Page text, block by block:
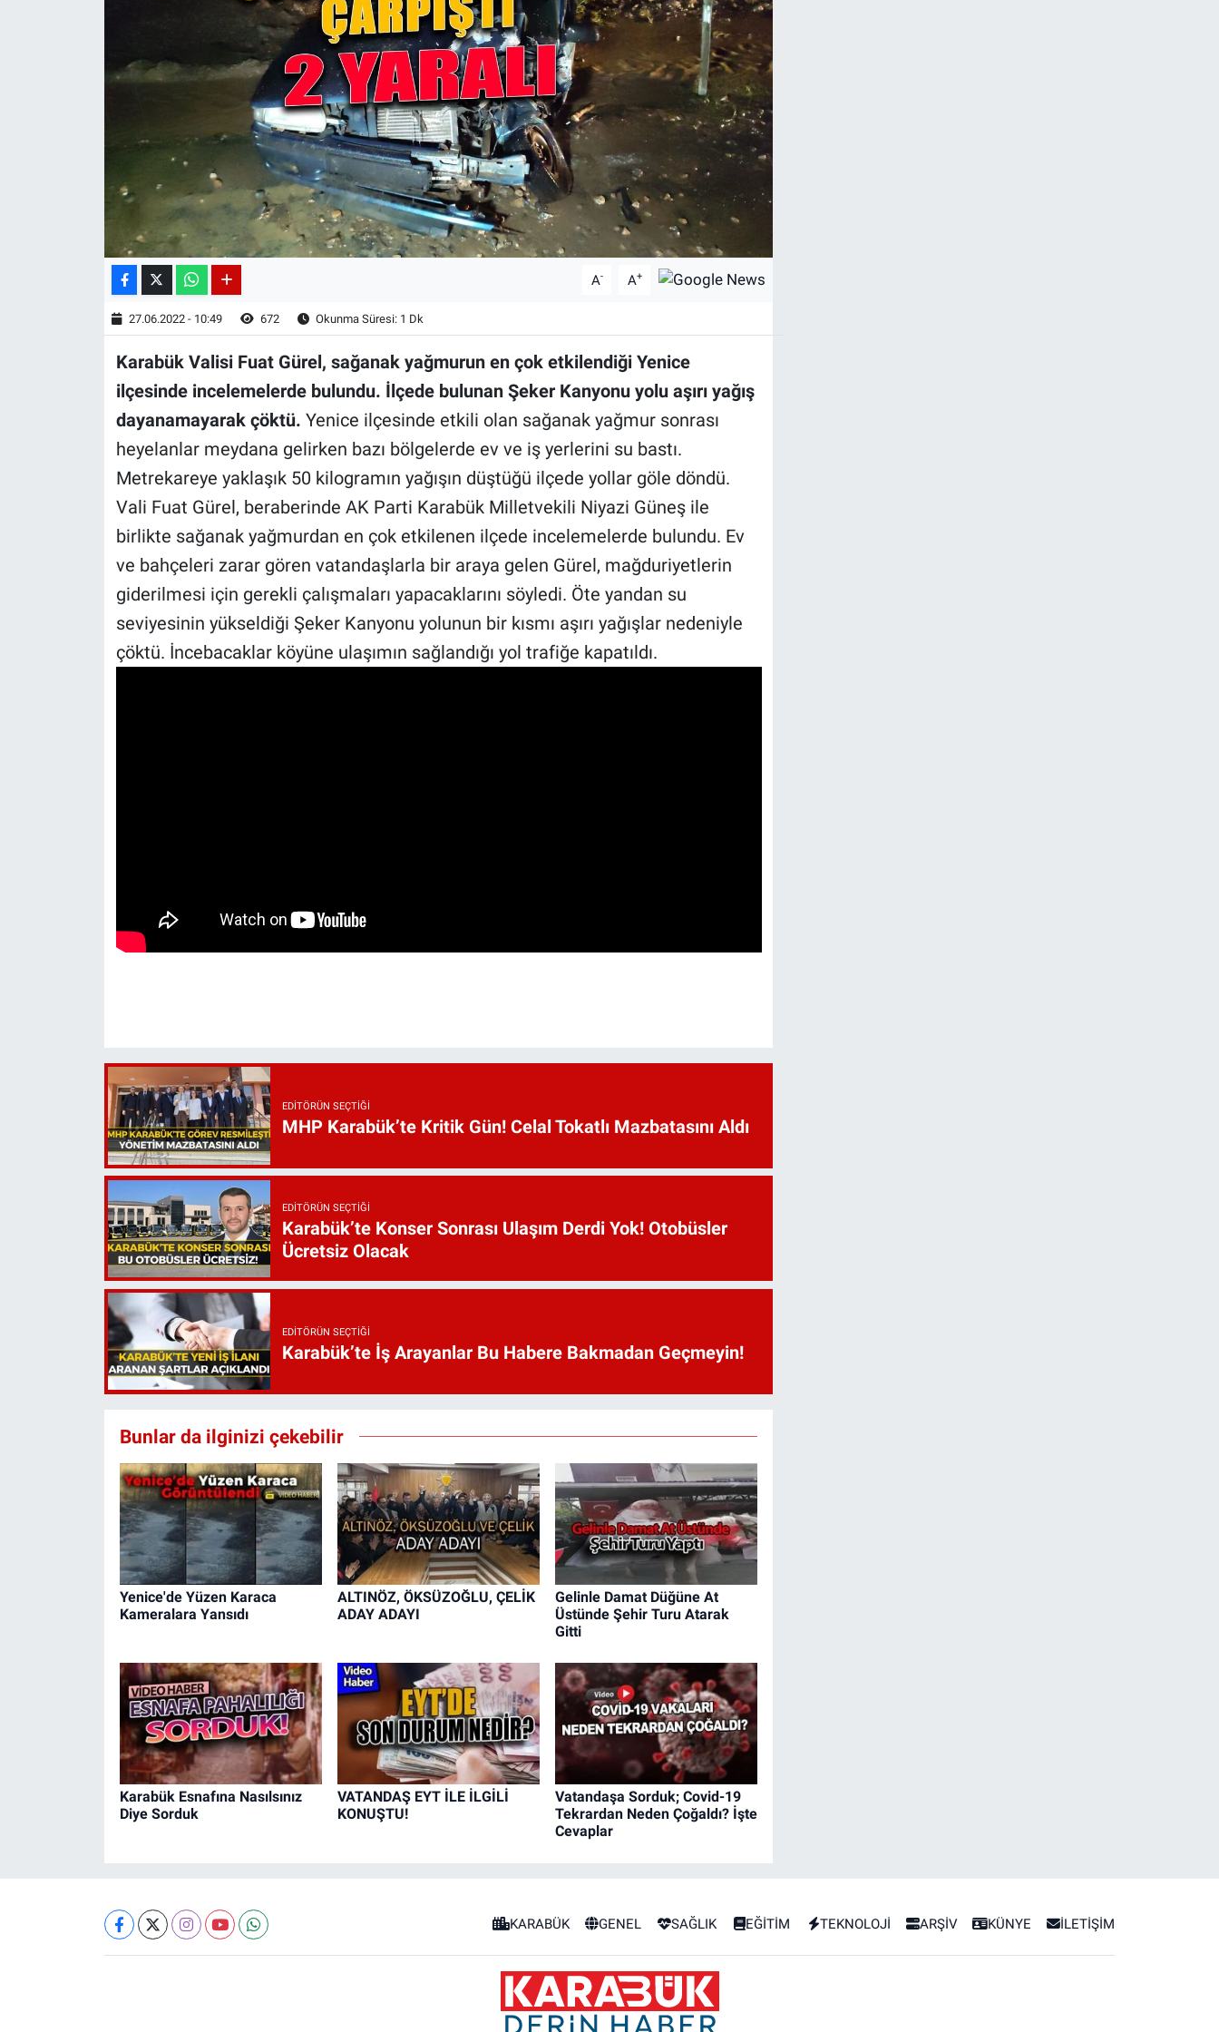
A- A+
27.06.2022 - 10:49 672 Okunma Süresi: 1 Dk
Karabük Valisi Fuat Gürel, sağanak yağmurun en çok etkilendiği Yenice
ilçesinde incelemelerde bulundu. İlçede bulunan Şeker Kanyonu yolu aşırı yağış
dayanamayarak çöktü. Yenice ilçesinde etkili olan sağanak yağmur sonrası
heyelanlar meydana gelirken bazı bölgelerde ev ve iş yerlerini su bastı.
Metrekareye yaklaşık 50 kilogramın yağışın düştüğü ilçede yollar göle döndü.
Vali Fuat Gürel, beraberinde AK Parti Karabük Milletvekili Niyazi Güneş ile
birlikte sağanak yağmurdan en çok etkilenen ilçede incelemelerde bulundu. Ev
ve bahçeleri zarar gören vatandaşlarla bir araya gelen Gürel, mağduriyetlerin
giderilmesi için gerekli çalışmaları yapacaklarını söyledi. Öte yandan su
seviyesinin yükseldiği Şeker Kanyonu yolunun bir kısmı aşırı yağışlar nedeniyle
çöktü. İncebacaklar köyüne ulaşımın sağlandığı yol trafiğe kapatıldı.
EDITÖRÜN SEÇTIĞI
MHP Karabük’te Kritik Gün! Celal Tokatlı Mazbatasını Aldı
EDITÖRÜN SEÇTIĞI
Karabük’te Konser Sonrası Ulaşım Derdi Yok! Otobüsler
Ücretsiz Olacak
EDITÖRÜN SEÇTIĞI
Karabük’te İş Arayanlar Bu Habere Bakmadan Geçmeyin!
Bunlar da ilginizi çekebilir
Yenice'de Yüzen Karaca
Kameralara Yansıdı
ALTINÖZ, ÖKSÜZOĞLU, ÇELİK
ADAY ADAYI
Gelinle Damat Düğüne At
Üstünde Şehir Turu Atarak
Gitti
Karabük Esnafına Nasılsınız
Diye Sorduk
VATANDAŞ EYT İLE İLGİLİ
KONUŞTU!
Vatandaşa Sorduk; Covid-19
Tekrardan Neden Çoğaldı? İşte
Cevaplar
KARABÜK GENEL SAĞLIK EĞİTİM TEKNOLOJİ ARŞİV KÜNYE İLETİŞİM